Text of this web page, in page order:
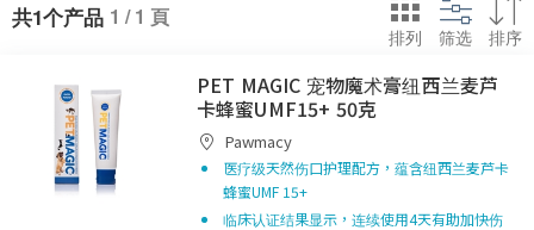
共1个产品 1 / 1 頁
排列 筛选 排序
PET MAGIC 宠物魔术膏纽西兰麦芦
卡蜂蜜UMF15+ 50克
Pawmacy
医疗级天然伤口护理配方，蕴含纽西兰麦芦卡
蜂蜜UMF 15+
临床认证结果显示，连续使用4天有助加快伤